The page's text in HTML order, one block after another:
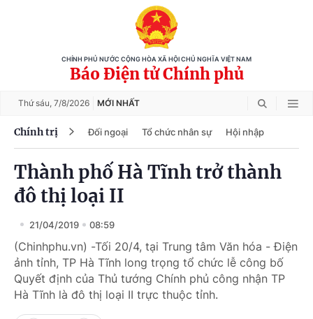
CHÍNH PHỦ NƯỚC CỘNG HÒA XÃ HỘI CHỦ NGHĨA VIỆT NAM
Báo Điện tử Chính phủ
Thứ sáu, 7/8/2026 MỚI NHẤT
Chính trị Đối ngoại Tổ chức nhân sự Hội nhập
Thành phố Hà Tĩnh trở thành
đô thị loại II
21/04/2019 08:59
(Chinhphu.vn) -Tối 20/4, tại Trung tâm Văn hóa - Điện
ảnh tỉnh, TP Hà Tĩnh long trọng tổ chức lễ công bố
Quyết định của Thủ tướng Chính phủ công nhận TP
Hà Tĩnh là đô thị loại II trực thuộc tỉnh.